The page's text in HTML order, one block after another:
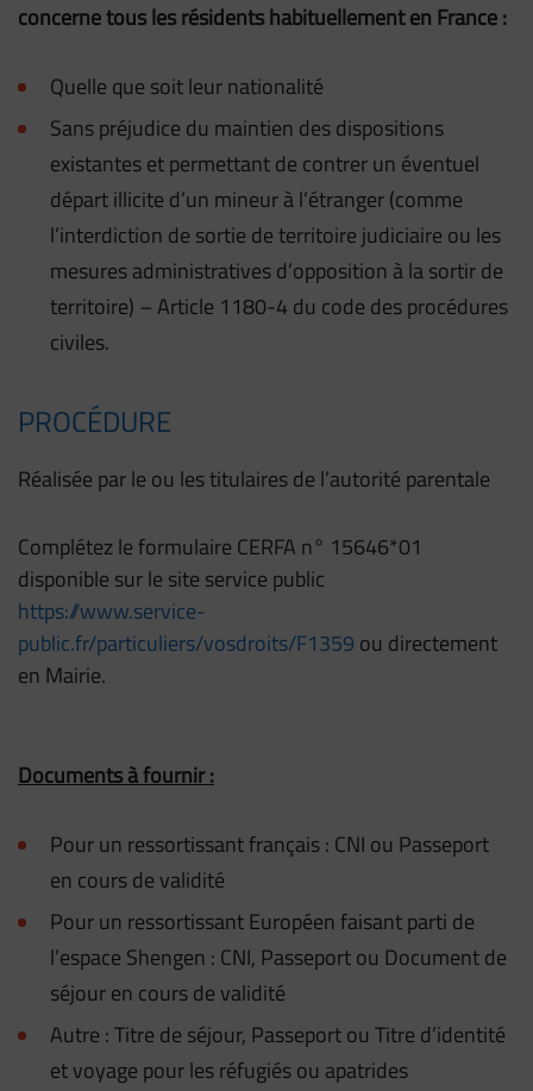
concerne tous les résidents habituellement en France :
Quelle que soit leur nationalité
Sans préjudice du maintien des dispositions
existantes et permettant de contrer un éventuel
départ illicite d’un mineur à l’étranger (comme
l’interdiction de sortie de territoire judiciaire ou les
mesures administratives d’opposition à la sortir de
territoire) – Article 1180-4 du code des procédures
civiles.
PROCÉDURE
Réalisée par le ou les titulaires de l’autorité parentale
Complétez le formulaire CERFA n° 15646*01
disponible sur le site service public
https://www.service-
public.fr/particuliers/vosdroits/F1359 ou directement
en Mairie.
Documents à fournir :
Pour un ressortissant français : CNI ou Passeport
en cours de validité
Pour un ressortissant Européen faisant parti de
l’espace Shengen : CNI, Passeport ou Document de
séjour en cours de validité
Autre : Titre de séjour, Passeport ou Titre d’identité
et voyage pour les réfugiés ou apatrides